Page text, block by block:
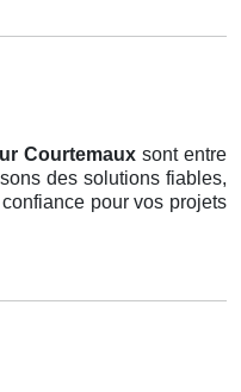
Courtemauxsont entre
des solutions fiables,
pour vos projets